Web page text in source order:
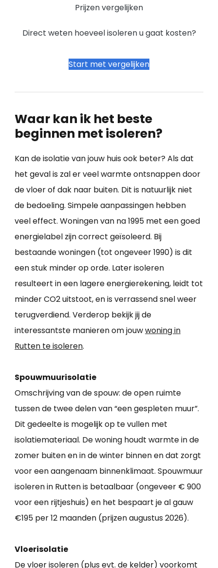
Prijzen vergelijken
Direct weten hoeveel isoleren u gaat kosten?
Start met vergelijken
Waar kan ik het beste
beginnen met isoleren?
Kan de isolatie van jouw huis ook beter? Als dat
het geval is zal er veel warmte ontsnappen door
de vloer of dak naar buiten. Dit is natuurlijk niet
de bedoeling. Simpele aanpassingen hebben
veel effect. Woningen van na 1995 met een goed
energielabel zijn correct geïsoleerd. Bij
bestaande woningen (tot ongeveer 1990) is dit
een stuk minder op orde. Later isoleren
resulteert in een lagere energierekening, leidt tot
minder CO2 uitstoot, en is verrassend snel weer
terugverdiend. Verderop bekijk jij de
interessantste manieren om jouwwoning in
Rutten te isoleren.
Spouwmuurisolatie
Omschrijving van de spouw: de open ruimte
tussen de twee delen van “een gespleten muur”.
Dit gedeelte is mogelijk op te vullen met
isolatiemateriaal. De woning houdt warmte in de
zomer buiten en in de winter binnen en dat zorgt
voor een aangenaam binnenklimaat. Spouwmuur
isoleren in Rutten is betaalbaar (ongeveer € 900
voor een rijtjeshuis) en het bespaart je al gauw
€195 per 12 maanden (prijzen augustus 2026).
Vloerisolatie
De vloer isoleren (plus evt. de kelder) voorkomt